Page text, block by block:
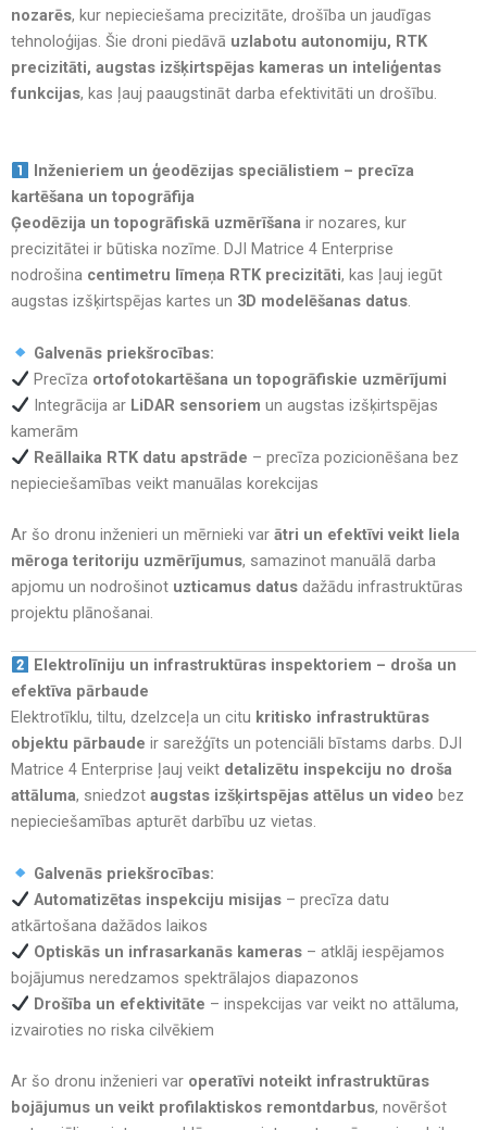
nozarēs, kur nepieciešama precizitāte, drošība un jaudīgas
tehnoloģijas. Šie droni piedāvā uzlabotu autonomiju, RTK
precizitāti, augstas izšķirtspējas kameras un inteliģentas
funkcijas, kas ļauj paaugstināt darba efektivitāti un drošību.
Inženieriem un ģeodēzijas speciālistiem – precīza
kartēšana un topogrāfija
Ģeodēzija un topogrāfiskā uzmērīšana ir nozares, kur
precizitātei ir būtiska nozīme. DJI Matrice 4 Enterprise
nodrošina centimetru līmeņa RTK precizitāti, kas ļauj iegūt
augstas izšķirtspējas kartes un 3D modelēšanas datus.
Galvenās priekšrocības:
Precīza ortofotokartēšana un topogrāfiskie uzmērījumi
Integrācija ar LiDAR sensoriem un augstas izšķirtspējas
kamerām
Reāllaika RTK datu apstrāde – precīza pozicionēšana bez
nepieciešamības veikt manuālas korekcijas
Ar šo dronu inženieri un mērnieki var ātri un efektīvi veikt liela
mēroga teritoriju uzmērījumus, samazinot manuālā darba
apjomu un nodrošinot uzticamus datus dažādu infrastruktūras
projektu plānošanai.
Elektrolīniju un infrastruktūras inspektoriem – droša un
efektīva pārbaude
Elektrotīklu, tiltu, dzelzceļa un citu kritisko infrastruktūras
objektu pārbaude ir sarežģīts un potenciāli bīstams darbs. DJI
Matrice 4 Enterprise ļauj veikt detalizētu inspekciju no droša
attāluma, sniedzot augstas izšķirtspējas attēlus un video bez
nepieciešamības apturēt darbību uz vietas.
Galvenās priekšrocības:
Automatizētas inspekciju misijas– precīza datu
atkārtošana dažādos laikos
Optiskās un infrasarkanās kameras– atklāj iespējamos
bojājumus neredzamos spektrālajos diapazonos
Drošība un efektivitāte – inspekcijas var veikt no attāluma,
izvairoties no riska cilvēkiem
Ar šo dronu inženieri var operatīvi noteikt infrastruktūras
bojājumus un veikt profilaktiskos remontdarbus, novēršot